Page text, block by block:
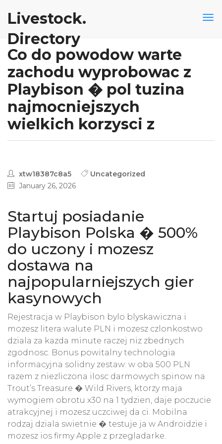
Livestock.
Directory
Co do powodow warte
zachodu wyprobowac z
Playbison � pol tuzina
najmocniejszych
wielkich korzysci z
xtw18387c8a5
Uncategorized
January 26, 2026
Startuj posiadanie
Playbison Polska � 500%
do uczony i mozesz
dostawa na
najpopularniejszych gier
kasynowych
Rejestracja w Playbison bylo blyskawiczna i
mozesz litera walute PLN i mozesz czlonkostwo
dziala za kazda minute raczej niz zbednych
zgodnosc. Bonus powitalny technologia
informacyjna solidny zestaw: w oba 500 PLN
razem z niezliczona ilosc darmowych spinow na
Trout’s Treasure � Wild Rivers, ktorzy maja
wymogiem obrotu x30 na 1 tydzien, daje poczucie
atrakcyjnej i mozesz uczciwej da ci. Mobilna
rodzaj dziala swietnie � testuje ja w Androidzie i
mozesz ios firmy Apple z przegladarke.